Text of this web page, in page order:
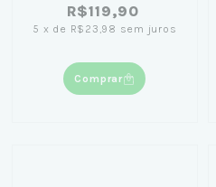
Ouro 18K
R$119,90
5 x de R$23,98 sem juros
Comprar